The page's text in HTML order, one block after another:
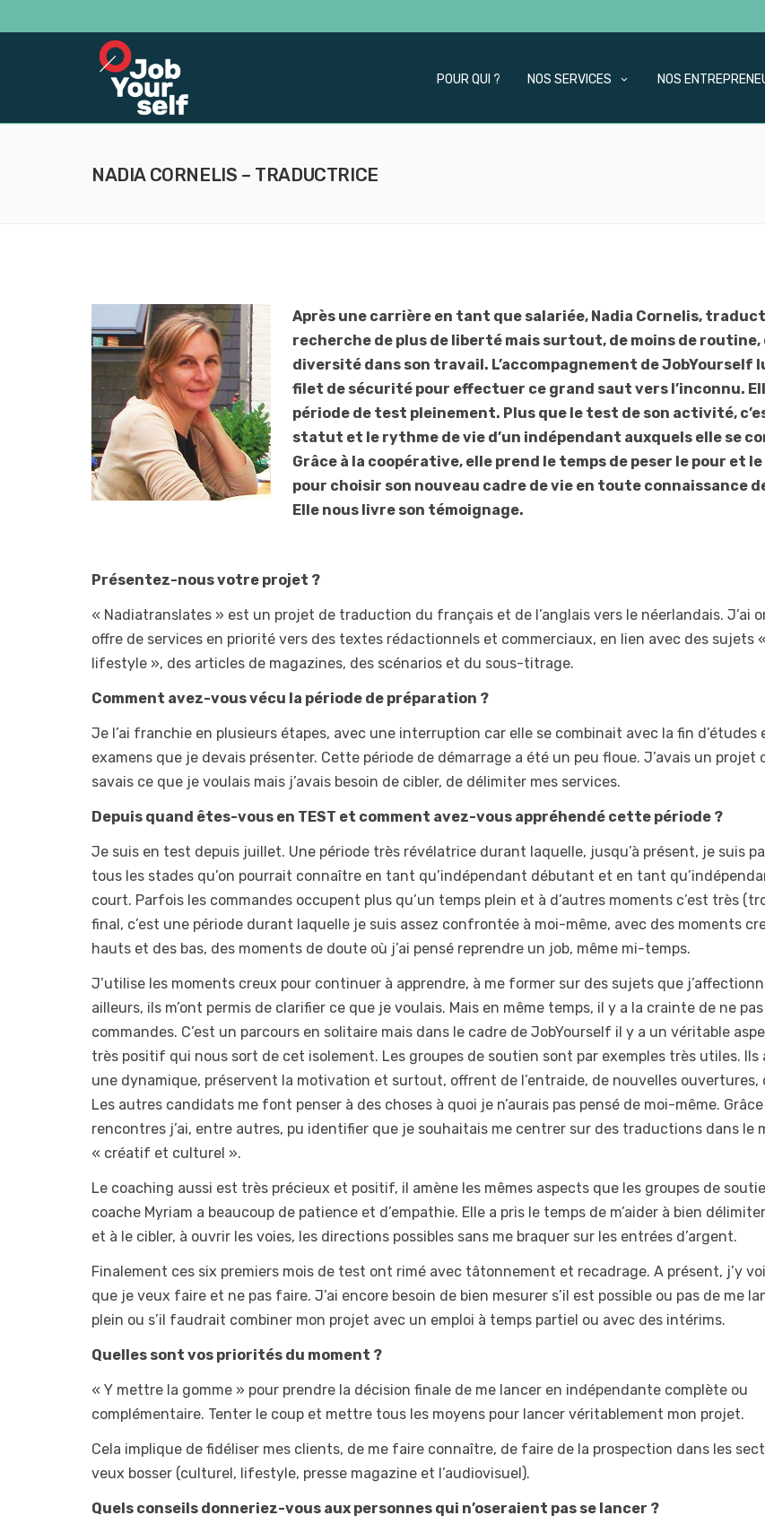
POUR QUI ? NOS SERVICES NOS
NADIA CORNELIS – TRADUCTRICE
Après une carrière en tant que salariée, Nadia Cornelis,
recherche de plus de liberté mais surtout, de moins de routine,
diversité dans son travail. L’accompagnement de JobYourself
filet de sécurité pour effectuer ce grand saut vers l’inconnu.
période de test pleinement. Plus que le test de son activité,
statut et le rythme de vie d’un indépendant auxquels elle se
Grâce à la coopérative, elle prend le temps de peser le pour et
pour choisir son nouveau cadre de vie en toute connaissance
Elle nous livre son témoignage.
Présentez-nous votre projet ?
« Nadiatranslates » est un projet de traduction du français et de l’anglais vers le néerlandais. J’ai
offre de services en priorité vers des textes rédactionnels et commerciaux, en lien avec des sujets
lifestyle », des articles de magazines, des scénarios et du sous-titrage.
Comment avez-vous vécu la période de préparation ?
Je l’ai franchie en plusieurs étapes, avec une interruption car elle se combinait avec la fin d’études
examens que je devais présenter. Cette période de démarrage a été un peu floue. J’avais un projet
savais ce que je voulais mais j’avais besoin de cibler, de délimiter mes services.
Depuis quand êtes-vous en TEST et comment avez-vous appréhendé cette période ?
Je suis en test depuis juillet. Une période très révélatrice durant laquelle, jusqu’à présent, je suis
tous les stades qu’on pourrait connaître en tant qu’indépendant débutant et en tant
court. Parfois les commandes occupent plus qu’un temps plein et à d’autres moments c’est très
final, c’est une période durant laquelle je suis assez confrontée à moi-même, avec des moments
hauts et des bas, des moments de doute où j’ai pensé reprendre un job, même mi-temps.
J’utilise les moments creux pour continuer à apprendre, à me former sur des sujets que
ailleurs, ils m’ont permis de clarifier ce que je voulais. Mais en même temps, il y a la crainte de ne
commandes. C’est un parcours en solitaire mais dans le cadre de JobYourself il y a un véritable
très positif qui nous sort de cet isolement. Les groupes de soutien sont par exemples très utiles. Ils
une dynamique, préservent la motivation et surtout, offrent de l’entraide, de nouvelles ouvertures,
Les autres candidats me font penser à des choses à quoi je n’aurais pas pensé de moi-même.
rencontres j’ai, entre autres, pu identifier que je souhaitais me centrer sur des traductions dans le
« créatif et culturel ».
Le coaching aussi est très précieux et positif, il amène les mêmes aspects que les groupes de
coache Myriam a beaucoup de patience et d’empathie. Elle a pris le temps de m’aider à bien
et à le cibler, à ouvrir les voies, les directions possibles sans me braquer sur les entrées d’argent.
Finalement ces six premiers mois de test ont rimé avec tâtonnement et recadrage. A présent, j’y
que je veux faire et ne pas faire. J’ai encore besoin de bien mesurer s’il est possible ou pas de me
plein ou s’il faudrait combiner mon projet avec un emploi à temps partiel ou avec des intérims.
Quelles sont vos priorités du moment ?
« Y mettre la gomme » pour prendre la décision finale de me lancer en indépendante complète ou
complémentaire. Tenter le coup et mettre tous les moyens pour lancer véritablement mon projet.
Cela implique de fidéliser mes clients, de me faire connaître, de faire de la prospection dans les
veux bosser (culturel, lifestyle, presse magazine et l’audiovisuel).
Quels conseils donneriez-vous aux personnes qui n’oseraient pas se lancer ?